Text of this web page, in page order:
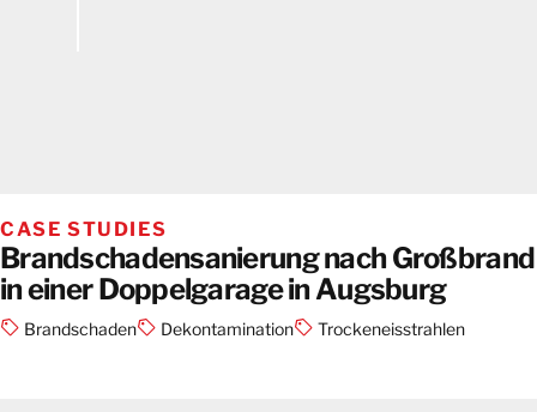
CASE STUDIES
Brandschadensanierung nach Großbrand
in einer Doppelgarage in Augsburg
Brandschaden Dekontamination Trockeneisstrahlen